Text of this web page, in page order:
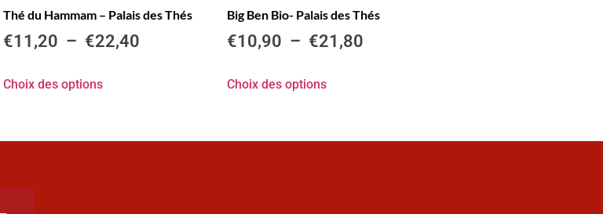
Thé du Hammam – Palais des Thés
€11,20 – €22,40
Choix des options
Big Ben Bio- Palais des Thés
€10,90 – €21,80
Choix des options